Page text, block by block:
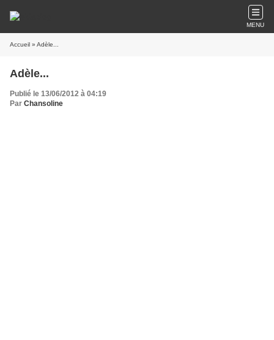
MENU
Accueil » Adèle...
Adèle...
Publié le 13/06/2012 à 04:19
Par Chansoline